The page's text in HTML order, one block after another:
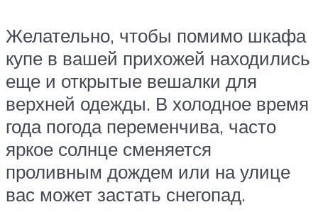
Желательно, чтобы помимо шкафа
купе в вашей прихожей находились
еще и открытые вешалки для
верхней одежды. В холодное время
года погода переменчива, часто
яркое солнце сменяется
проливным дождем или на улице
вас может застать снегопад.